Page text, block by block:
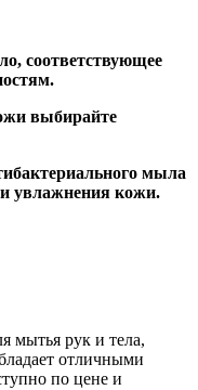
соответствующее
выбирайте
мыла
увлажнения кожи.
мытья рук и тела,
отличными
по цене и